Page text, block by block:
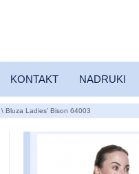
KONTAKT NADRUKI
\ Bluza Ladies’ Bison 64003